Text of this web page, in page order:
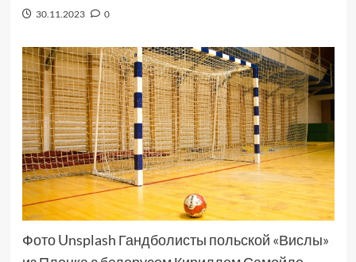
30.11.2023 0
Фото Unsplash Гандболисты польской «Вислы»